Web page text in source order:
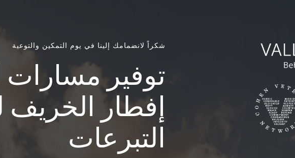
شكراً لانضمامك إلينا في يوم التمكين والتوعية
توفير مسارات
إفطار الخريف
التبرعات